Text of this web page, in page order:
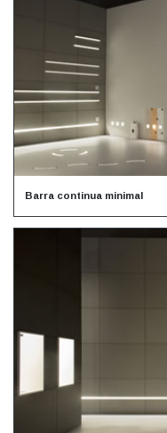
Barra continua minimal